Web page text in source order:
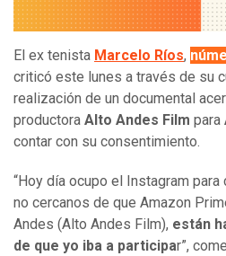
El ex tenista Marcelo Ríos,
criticó este lunes a través de su
realización de un documental
productora Alto Andes Film para
contar con su consentimiento.
“Hoy día ocupo el Instagram
no cercanos de que Amazon
Andes (Alto Andes Film), están
de que yo iba a participar”,